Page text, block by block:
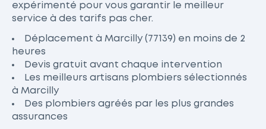
expérimenté pour vous garantir le meilleur
service à des tarifs pas cher.
Déplacement à Marcilly (77139) en moins de 2
heures
Devis gratuit avant chaque intervention
Les meilleurs artisans plombiers sélectionnés
à Marcilly
Des plombiers agréés par les plus grandes
assurances